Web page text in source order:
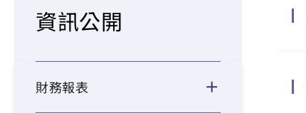
資訊公開
財務報表